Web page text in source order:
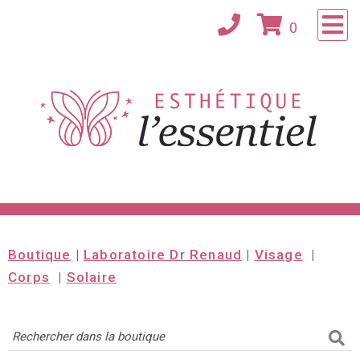
0
Boutique | Laboratoire Dr Renaud | Visage |
Corps | Solaire
×
Accueil
Consultation
Confidentialité